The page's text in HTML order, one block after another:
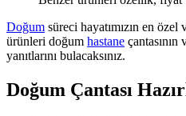
Doğum süreci hayatımızın en
ürünleri doğum hastane
yanıtlarını bulacaksınız.
Doğum Çantası